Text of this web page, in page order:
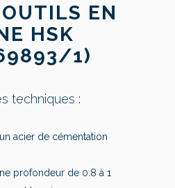
EN
HSK
1)
techniques :
acier de cémentation
profondeur de 0.8 à 1